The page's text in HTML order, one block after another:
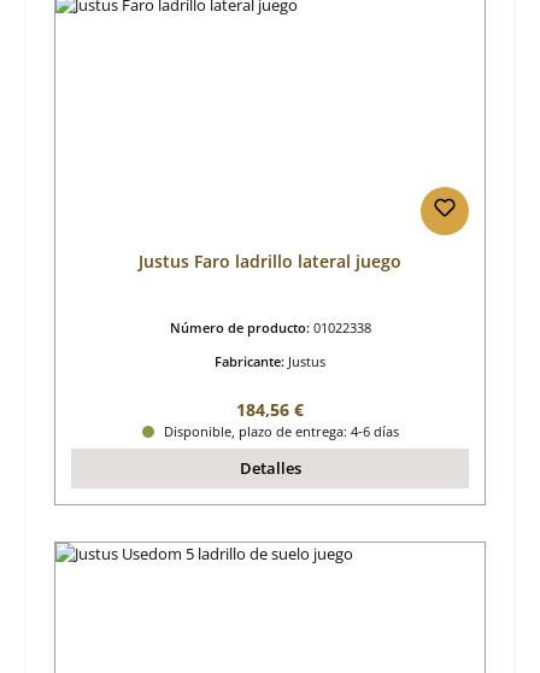
Justus Faro ladrillo lateral juego
Número de producto: 01022338
Fabricante: Justus
Precio normal:
184,56 €
Disponible, plazo de entrega: 4-6 días
Detalles